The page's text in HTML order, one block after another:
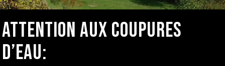
ATTENTION AUX COUPURES
D’EAU: